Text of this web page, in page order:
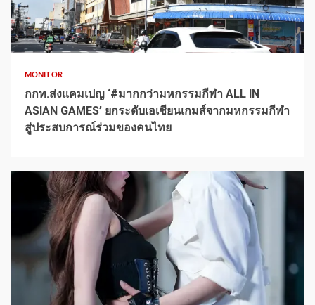
1 min read
MONITOR
กกท.ส่งแคมเปญ ‘#มากกว่ามหกรรมกีฬา ALL IN
ASIAN GAMES’ ยกระดับเอเชียนเกมส์จากมหกรรมกีฬา
สู่ประสบการณ์ร่วมของคนไทย